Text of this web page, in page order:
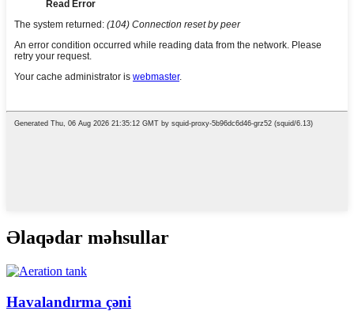
Əlaqədar məhsullar
Havalandırma çəni